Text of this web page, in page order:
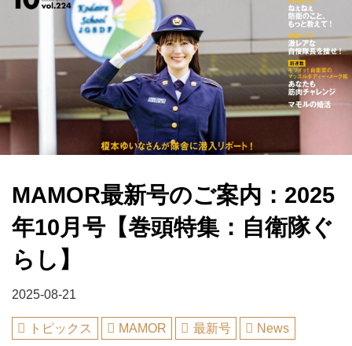
MAMOR最新号のご案内：2025
年10月号【巻頭特集：自衛隊ぐ
らし】
2025-08-21
トピックス MAMOR 最新号 News